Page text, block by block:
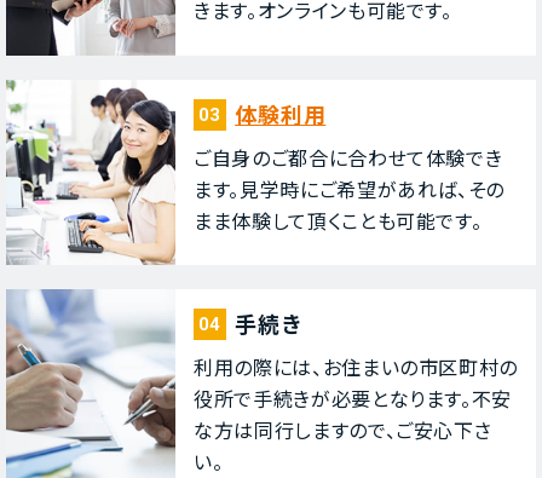
きます。オンラインも可能です。
03 体験利⽤
ご⾃⾝のご都合に合わせて体験でき
ます。⾒学時にご希望があれば、その
まま体験して頂くことも可能です。
04 ⼿続き
利⽤の際には、お住まいの市区町村の
役所で⼿続きが必要となります。不安
な⽅は同⾏しますので、ご安⼼下さ
い。